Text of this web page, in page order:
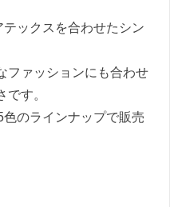
ックスを合わせたシン
ファッションにも合わせ
す。
のラインナップで販売